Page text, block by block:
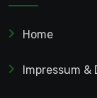
Home
Impressum